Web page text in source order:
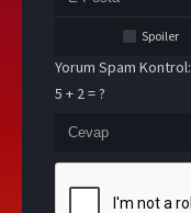
Spoiler
Yorum Spam Kontrol:
5 + 2 = ?